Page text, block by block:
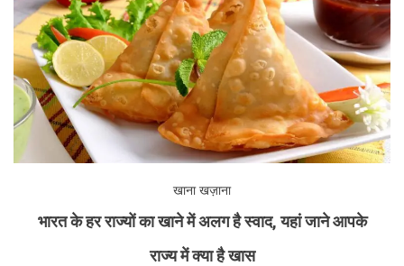
खाना खज़ाना
भारत के हर राज्यों का खाने में अलग है स्वाद, यहां जाने आपके
राज्य में क्या है खास